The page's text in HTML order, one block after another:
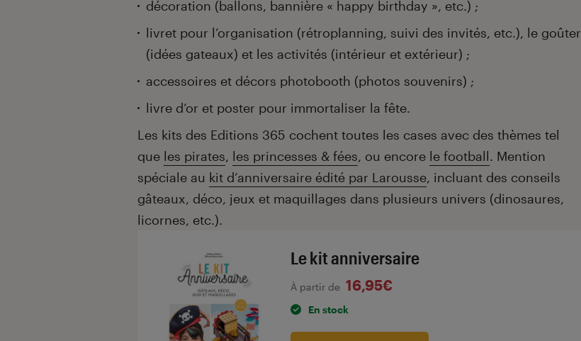
décoration (ballons, bannière « happy birthday », etc.) ;
livret pour l’organisation (rétroplanning, suivi des invités, etc.), le goûter
(idées gateaux) et les activités (intérieur et extérieur) ;
accessoires et décors photobooth (photos souvenirs) ;
livre d’or et poster pour immortaliser la fête.
Les kits des Editions 365 cochent toutes les cases avec des thèmes tel
que les pirates, les princesses & fées, ou encore le football. Mention
spéciale au kit d’anniversaire édité par Larousse, incluant des conseils
gâteaux, déco, jeux et maquillages dans plusieurs univers (dinosaures,
licornes, etc.).
Le kit anniversaire
À partir de 16,95€
En stock